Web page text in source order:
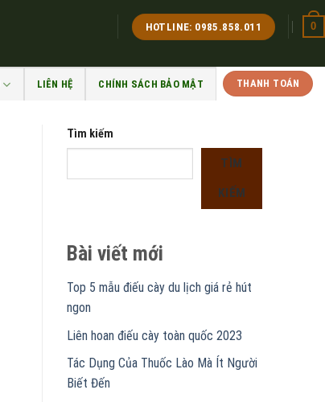
HOTLINE: 0985.858.011 0
LIÊN HỆ CHÍNH SÁCH BẢO MẬT THANH TOÁN
Tìm kiếm
TÌM
KIẾM
Bài viết mới
Top 5 mẫu điếu cày du lịch giá rẻ hút
ngon
Liên hoan điếu cày toàn quốc 2023
Tác Dụng Của Thuốc Lào Mà Ít Người
Biết Đến